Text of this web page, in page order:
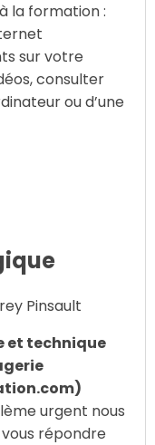
la formation :
sur votre
consulter
ou d’une
Pinsault
et technique
urgent nous
répondre